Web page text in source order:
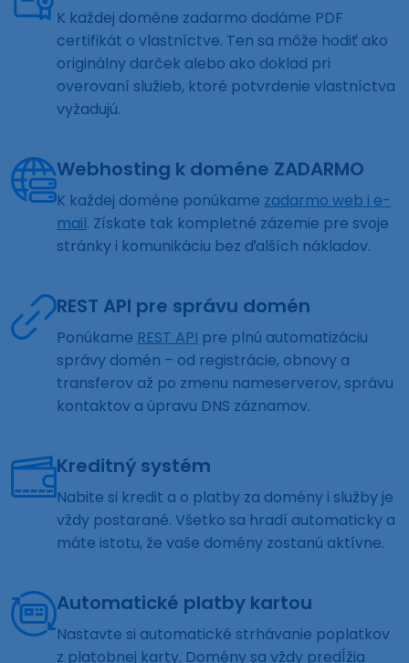
K každej doméne zadarmo dodáme PDF
certifikát o vlastníctve. Ten sa môže hodiť ako
originálny darček alebo ako doklad pri
overovaní služieb, ktoré potvrdenie vlastníctva
vyžadujú.
Webhosting k doméne ZADARMO
K každej doméne ponúkame zadarmo web i e-
mail. Získate tak kompletné zázemie pre svoje
stránky i komunikáciu bez ďalších nákladov.
REST API pre správu domén
Ponúkame REST API pre plnú automatizáciu
správy domén – od registrácie, obnovy a
transferov až po zmenu nameserverov, správu
kontaktov a úpravu DNS záznamov.
Kreditný systém
Nabite si kredit a o platby za domény i služby je
vždy postarané. Všetko sa hradí automaticky a
máte istotu, že vaše domény zostanú aktívne.
Automatické platby kartou
Nastavte si automatické strhávanie poplatkov
z platobnej karty. Domény sa vždy predĺžia